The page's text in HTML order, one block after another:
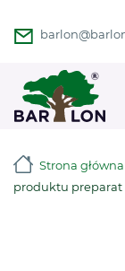
Strona główna
produktu preparat